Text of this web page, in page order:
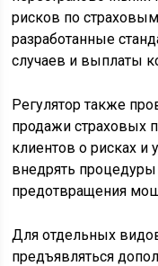
рисков по
разработанные
случаев и выплаты
Регулятор также
продажи страховых
клиентов о рисках и
внедрять
предотвращения
Для отдельных
предъявляться